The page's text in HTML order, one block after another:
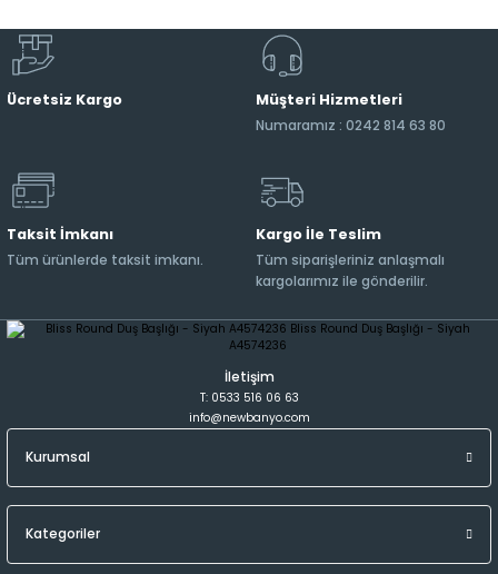
Ücretsiz Kargo Müşteri Hizmetleri
Numaramız : 0242 814 63 80
Taksit İmkanı
Tüm ürünlerde taksit imkanı.
Kargo İle Teslim
Tüm siparişleriniz anlaşmalı
kargolarımız ile gönderilir.
İletişim
T: 0533 516 06 63
info@newbanyo.com
Kurumsal
Kategoriler